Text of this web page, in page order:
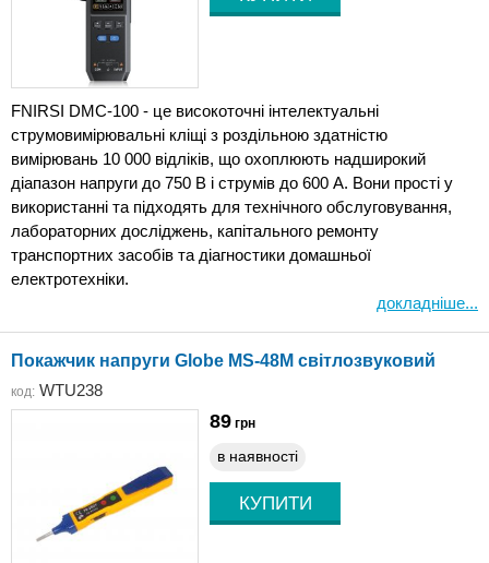
FNIRSI DMC-100 - це високоточні інтелектуальні
струмовимірювальні кліщі з роздільною здатністю
вимірювань 10 000 відліків, що охоплюють надширокий
діапазон напруги до 750 В і струмів до 600 А. Вони прості у
використанні та підходять для технічного обслуговування,
лабораторних досліджень, капітального ремонту
транспортних засобів та діагностики домашньої
електротехніки.
докладніше...
Покажчик напруги Globe MS-48M світлозвуковий
код: WTU238
89 грн
в наявності